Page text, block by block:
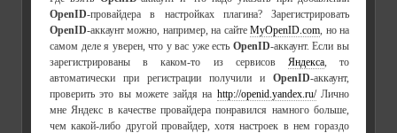
OpenID-провайдера в настройках плагина? Зарегистрировать
OpenID-аккаунт можно, например, на сайтеMyOpenID.com , но на
самом деле я уверен, что у вас уже есть OpenID-аккаунт. Если вы
зарегистрированы в каком-то из сервисов Яндекса, то
автоматически при регистрации получили и OpenID-аккаунт,
проверить это вы можете зайдя на http://openid.yandex.ru/Лично
мне Яндекс в качестве провайдера понравился намного больше,
чем какой-либо другой провайдер, хотя настроек в нем гораздо